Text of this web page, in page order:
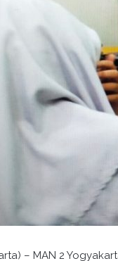
– MAN 2